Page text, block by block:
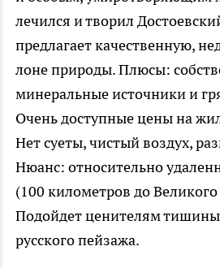
лечился и творил
предлагает качественную,
лоне природы. Плюсы:
минеральные источники и
Очень доступные цены на
Нет суеты, чистый воздух,
Нюанс: относительно
(100 километров до
Подойдет ценителям тишины
русского пейзажа.